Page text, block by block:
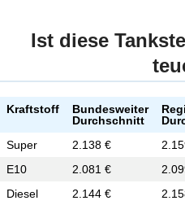
Ist diese
Kraftstoff
Bundesweiter
Durchschnitt
Super
2.138 €
E10
2.081 €
Diesel
2.144 €